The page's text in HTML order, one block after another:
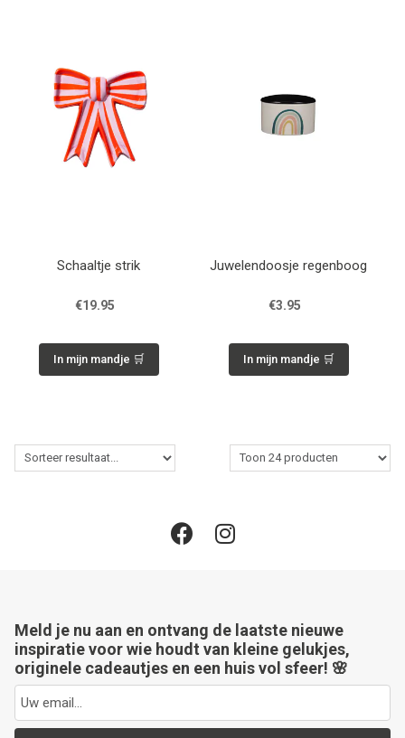
Schaaltje strik
€19.95
In mijn mandje 🛒
Juwelendoosje regenboog
€3.95
In mijn mandje 🛒
Meld je nu aan en ontvang de laatste nieuwe
inspiratie voor wie houdt van kleine gelukjes,
originele cadeautjes en een huis vol sfeer! 🌸